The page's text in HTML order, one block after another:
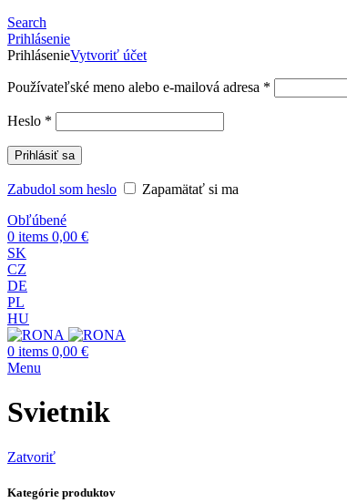
Search
Prihlásenie
PrihlásenieVytvoriť účet
Používateľské meno alebo e-mailová adresa *
Heslo *
Prihlásiť sa
Zabudol som heslo
Zapamätať si ma
Obľúbené
0 items 0,00 €
SK
CZ
DE
PL
HU
0 items 0,00 €
Menu
Svietnik
Zatvoriť
Kategórie produktov